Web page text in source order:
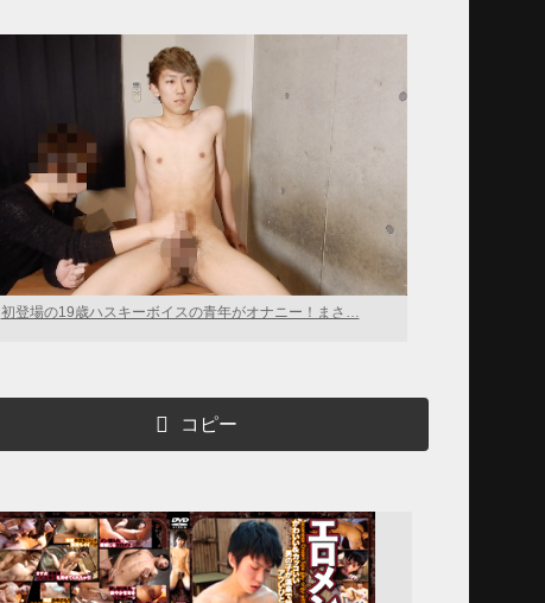
初登場の19歳ハスキーボイスの青年がオナニー！まさ…
コピー